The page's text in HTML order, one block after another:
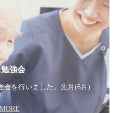
強会
を行いました。先月(6月)...